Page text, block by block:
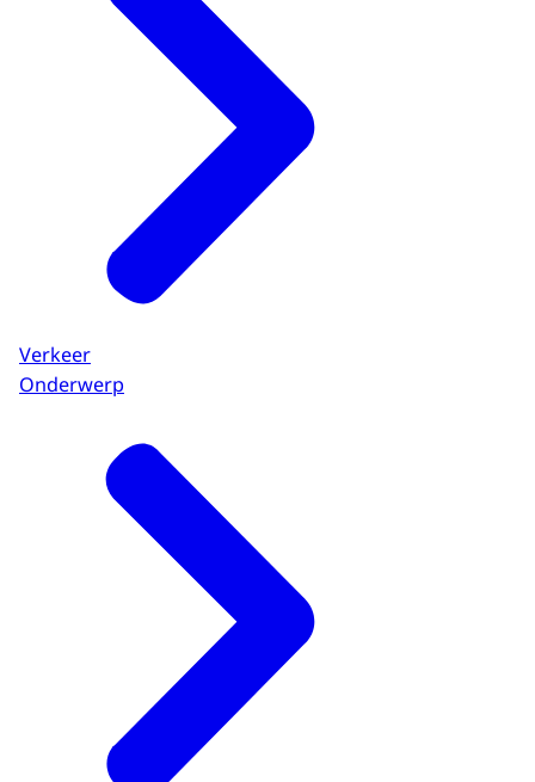
Verkeer
Onderwerp